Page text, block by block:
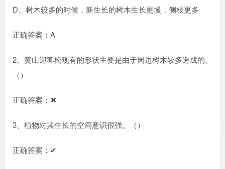
D、树木较多的时候，新生长的树木生长更慢，侧枝更多
正确答案：A
2、黄山迎客松现有的形状主要是由于周边树木较多造成的。
（）
正确答案：✖
3、植物对其生长的空间意识很强。（）
正确答案：✔